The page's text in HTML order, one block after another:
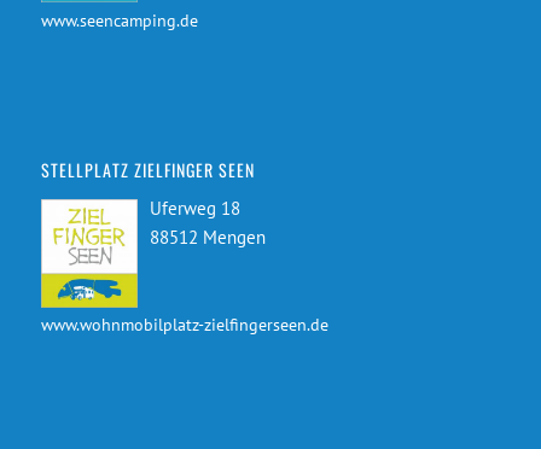
www.seencamping.de
STELLPLATZ ZIELFINGER SEEN
Uferweg 18
88512 Mengen
www.wohnmobilplatz-zielfingerseen.de